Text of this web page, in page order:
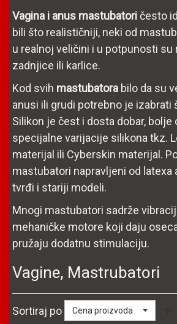
Vagina i anus mastubatoričesto
bili što realističniji, neki od
u realnoj veličini i u potpunosti su
zadnjice ili karlice.
Kod svih mastubatora bilo da su
anusi ili grudi potrebno je izabrati
Silikon je čest i dosta dobar, bolje
specijalne varijacije silikona tkz.
materijal ili Cyberskin materijal.
mastubatori napravljeni od latexa
tvrđi i stariji modeli.
Mnogi mastubatori sadrže
mehaničke motore koji daju
pružaju dodatnu stimulaciju.
Vagine, Mastrubatori
Sortiraj po Cena proizvoda